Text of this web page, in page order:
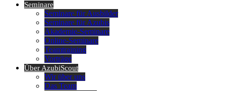
Seminare
Seminare für Ausbilder
Seminare für Azubis
Akademie-Seminare
Online-Seminare
Teamtraining
Vorträge
Über AzubiScout
Wir über uns
Das Team